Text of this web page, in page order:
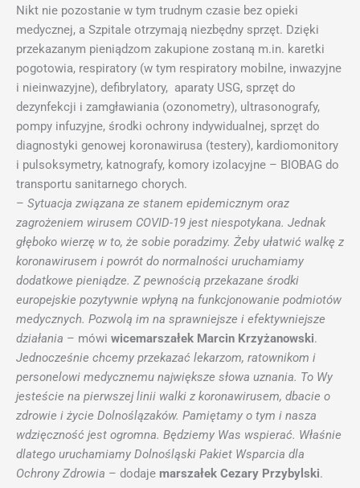
Nikt nie pozostanie w tym trudnym czasie bez opieki
medycznej, a Szpitale otrzymają niezbędny sprzęt. Dzięki
przekazanym pieniądzom zakupione zostaną m.in. karetki
pogotowia, respiratory (w tym respiratory mobilne, inwazyjne
i nieinwazyjne), defibrylatory, aparaty USG, sprzęt do
dezynfekcji i zamgławiania (ozonometry), ultrasonografy,
pompy infuzyjne, środki ochrony indywidualnej, sprzęt do
diagnostyki genowej koronawirusa (testery), kardiomonitory
i pulsoksymetry, katnografy, komory izolacyjne – BIOBAG do
transportu sanitarnego chorych.
– Sytuacja związana ze stanem epidemicznym oraz
zagrożeniem wirusem COVID-19 jest niespotykana. Jednak
głęboko wierzę w to, że sobie poradzimy. Żeby ułatwić walkę z
koronawirusem i powrót do normalności uruchamiamy
dodatkowe pieniądze. Z pewnością przekazane środki
europejskie pozytywnie wpłyną na funkcjonowanie podmiotów
medycznych. Pozwolą im na sprawniejsze i efektywniejsze
działania – mówi wicemarszałek Marcin Krzyżanowski.
Jednocześnie chcemy przekazać lekarzom, ratownikom i
personelowi medycznemu największe słowa uznania. To Wy
jesteście na pierwszej linii walki z koronawirusem, dbacie o
zdrowie i życie Dolnoślązaków. Pamiętamy o tym i nasza
wdzięczność jest ogromna. Będziemy Was wspierać. Właśnie
dlatego uruchamiamy Dolnośląski Pakiet Wsparcia dla
Ochrony Zdrowia – dodaje marszałek Cezary Przybylski.